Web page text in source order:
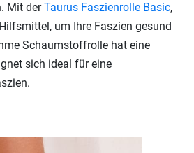
Mit derTaurus Faszienrolle Basic,
um Ihre Faszien gesund
Schaumstoffrolle hat eine
sich ideal für eine